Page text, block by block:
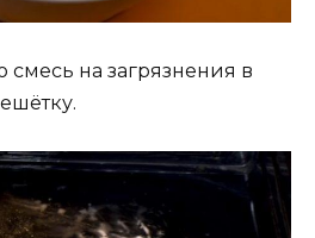
на загрязнения в